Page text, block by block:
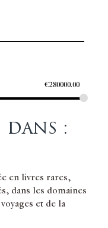
€280000.00
:
en livres rares,
dans les domaines
et de la